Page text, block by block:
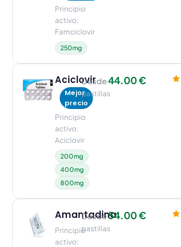
Principio
activo:
Famciclovir
250mg
Aciclovir
Mejor
precio
Principio
activo:
Aciclovir
200mg
400mg
800mg
Desde44.00 €
pastillas
Amantadina
Principio
activo:
Desde54.00 €
pastillas